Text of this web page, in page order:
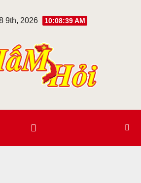
9th, 2026 10:08:39 AM